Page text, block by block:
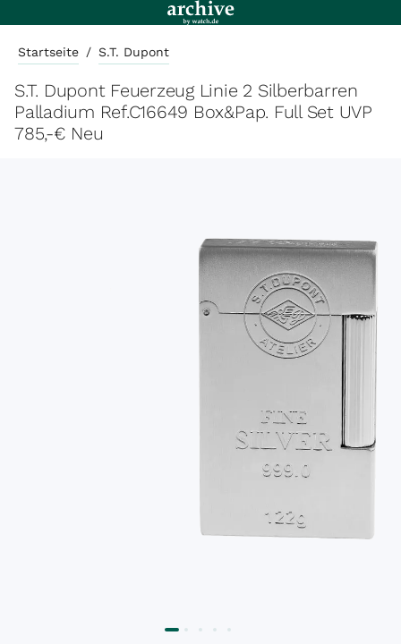
Startseite / S.T. Dupont
S.T. Dupont Feuerzeug Linie 2 Silberbarren
Palladium Ref.C16649 Box&Pap. Full Set UVP
785,-€ Neu